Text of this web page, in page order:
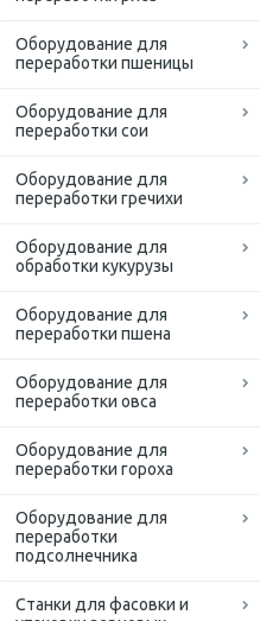
Оборудование для
переработки пшеницы
Оборудование для
переработки сои
Оборудование для
переработки гречихи
Оборудование для
обработки кукурузы
Оборудование для
переработки пшена
Оборудование для
переработки овса
Оборудование для
переработки гороха
Оборудование для
переработки
подсолнечника
Станки для фасовки и